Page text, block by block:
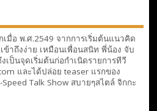
มื่อ พ.ศ.2549 จากการเริ่มต้นแนวคิด
ข้าถึงง่าย เหมือนเพื่อนสนิท พี่น้อง จับ
เป็นจุดเริ่มต้นก่อกำเนิดรายการทีวี
และได้ปล่อย teaser แรกของ
Talk Show สบายๆสไตล์ จิกกะ